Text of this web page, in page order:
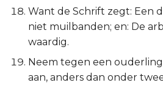
Jona
Micha
Nahum
Want de Schrift zegt: Een
niet muilbanden; en: De
waardig.
Neem tegen een
aan, anders dan onder